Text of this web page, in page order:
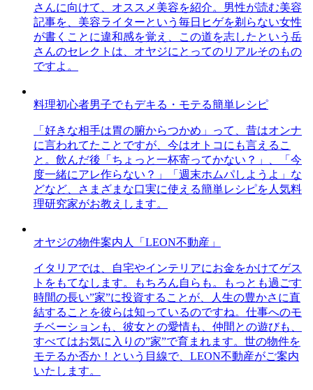
さんに向けて、オススメ美容を紹介。男性が読む美容
記事を、美容ライターという毎日ヒゲを剃らない女性
が書くことに違和感を覚え、この道を志したという岳
さんのセレクトは、オヤジにとってのリアルそのもの
ですよ。
料理初心者男子でもデキる・モテる簡単レシピ
「好きな相手は胃の腑からつかめ」って、昔はオンナ
に言われてたことですが、今はオトコにも言えるこ
と。飲んだ後「ちょっと一杯寄ってかない？」、「今
度一緒にアレ作らない？」「週末ホムパしようよ」な
どなど、さまざまな口実に使える簡単レシピを人気料
理研究家がお教えします。
オヤジの物件案内人「LEON不動産」
イタリアでは、自宅やインテリアにお金をかけてゲス
トをもてなします。もちろん自らも。もっとも過ごす
時間の長い”家”に投資することが、人生の豊かさに直
結することを彼らは知っているのですね。仕事へのモ
チベーションも、彼女との愛情も、仲間との遊びも、
すべてはお気に入りの”家”で育まれます。世の物件を
モテるか否か！という目線で、LEON不動産がご案内
いたします。